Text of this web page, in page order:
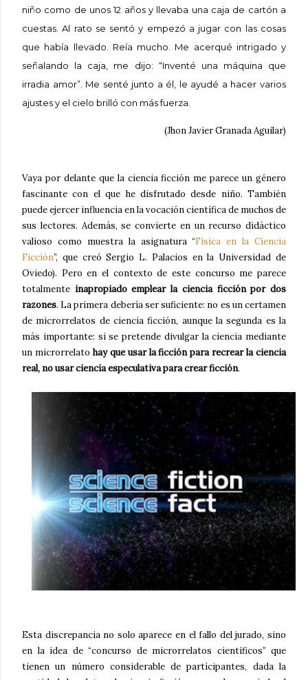
niño como de unos 12 años y llevaba una caja de cartón a
cuestas. Al rato se sentó y empezó a jugar con las cosas
que había llevado. Reía mucho. Me acerqué intrigado y
señalando la caja, me dijo: “Inventé una máquina que
irradia amor”. Me senté junto a él, le ayudé a hacer varios
ajustes y el cielo brilló con más fuerza.
(Jhon Javier Granada Aguilar)
Vaya por delante que la ciencia ficción me parece un género
fascinante con el que he disfrutado desde niño. También
puede ejercer influencia en la vocación científica de muchos de
sus lectores. Además, se convierte en un recurso didáctico
valioso como muestra la asignatura “Física en la Ciencia
Ficción”, que creó Sergio L. Palacios en la Universidad de
Oviedo). Pero en el contexto de este concurso me parece
totalmente inapropiado emplear la ciencia ficción por dos
razones. La primera debería ser suficiente: no es un certamen
de microrrelatos de ciencia ficción, aunque la segunda es la
más importante: si se pretende divulgar la ciencia mediante
un microrrelato hay que usar la ficción para recrear la ciencia
real, no usar ciencia especulativa para crear ficción.
Esta discrepancia no solo aparece en el fallo del jurado, sino
en la idea de “concurso de microrrelatos científicos” que
tienen un número considerable de participantes, dada la